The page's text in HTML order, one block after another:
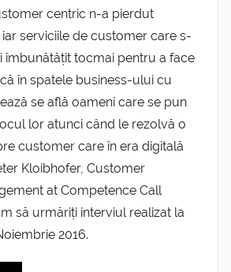
centric n-a pierdut
serviciile de customer care s-
îmbunătățit tocmai pentru a face
în spatele business-ului cu
se află oameni care se pun
lor atunci când le rezolvă o
customer care în era digitală
Kloibhofer, Customer
at Competence Call
să urmăriți interviul realizat la
2016.